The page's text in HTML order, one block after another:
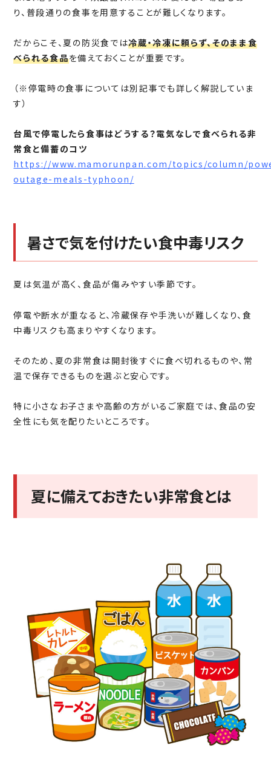
り、普段通りの食事を用意することが難しくなります。
だからこそ、夏の防災食では冷蔵・冷凍に頼らず、そのまま食
べられる食品を備えておくことが重要です。
（※停電時の食事については別記事でも詳しく解説していま
す）
台風で停電したら食事はどうする？電気なしで食べられる非
常食と備蓄のコツ
https://www.mamorunpan.com/topics/column/
outage-meals-typhoon/
暑さで気を付けたい食中毒リスク
夏は気温が高く、食品が傷みやすい季節です。
停電や断水が重なると、冷蔵保存や手洗いが難しくなり、食
中毒リスクも高まりやすくなります。
そのため、夏の非常食は開封後すぐに食べ切れるものや、常
温で保存できるものを選ぶと安心です。
特に小さなお子さまや高齢の方がいるご家庭では、食品の安
全性にも気を配りたいところです。
夏に備えておきたい非常食とは